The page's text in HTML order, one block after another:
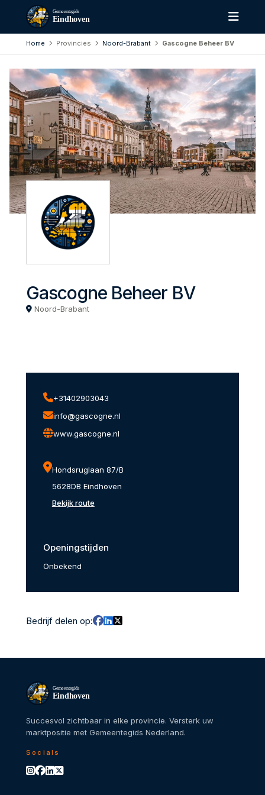
Gemeentegids
Eindhoven
Home Provincies Noord-Brabant Gascogne Beheer BV
Gascogne Beheer BV
Noord-Brabant
+31402903043
info@gascogne.nl
www.gascogne.nl
Hondsruglaan 87/B
5628DB Eindhoven
Bekijk route
Openingstijden
Onbekend
Bedrijf delen op:
Gemeentegids
Eindhoven
Succesvol zichtbaar in elke provincie. Versterk uw
marktpositie met Gemeentegids Nederland.
Socials